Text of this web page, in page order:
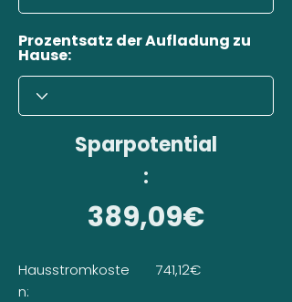
Prozentsatz der Aufladung zu
Hause:
Sparpotential
:
389,09€
Hausstromkoste
n:
741,12€